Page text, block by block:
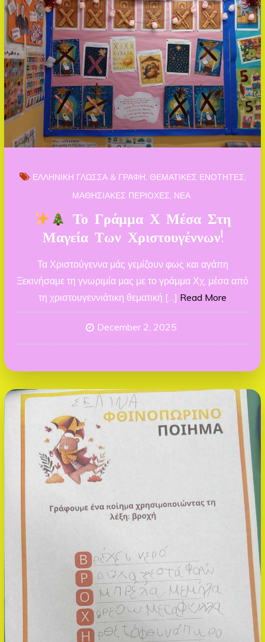
ΕΛΛΗΝΙΚΗ ΓΛΩΣΣΑ & ΓΡΑΦΗ ΘΕΜΑΤΙΚΕΣ ΕΝΟΤΗΤΕΣ
ΜΑΘΗΣΙΑΚΕΣ ΠΕΡΙΟΧΕΣ ΝΕΑ
Το Γράμμα Χ Μέσα Στη
Μαγεία Των Χριστουγέννων!
Τα Χριστούγεννα μάς γεμίζουν φως και αγάπη
Ξεκινήσαμε τη γνωριμία μας με το γράμμα Χχ, μέσα από
τη χριστουγεννιάτικη θεματική […] Read More
December 2, 2025